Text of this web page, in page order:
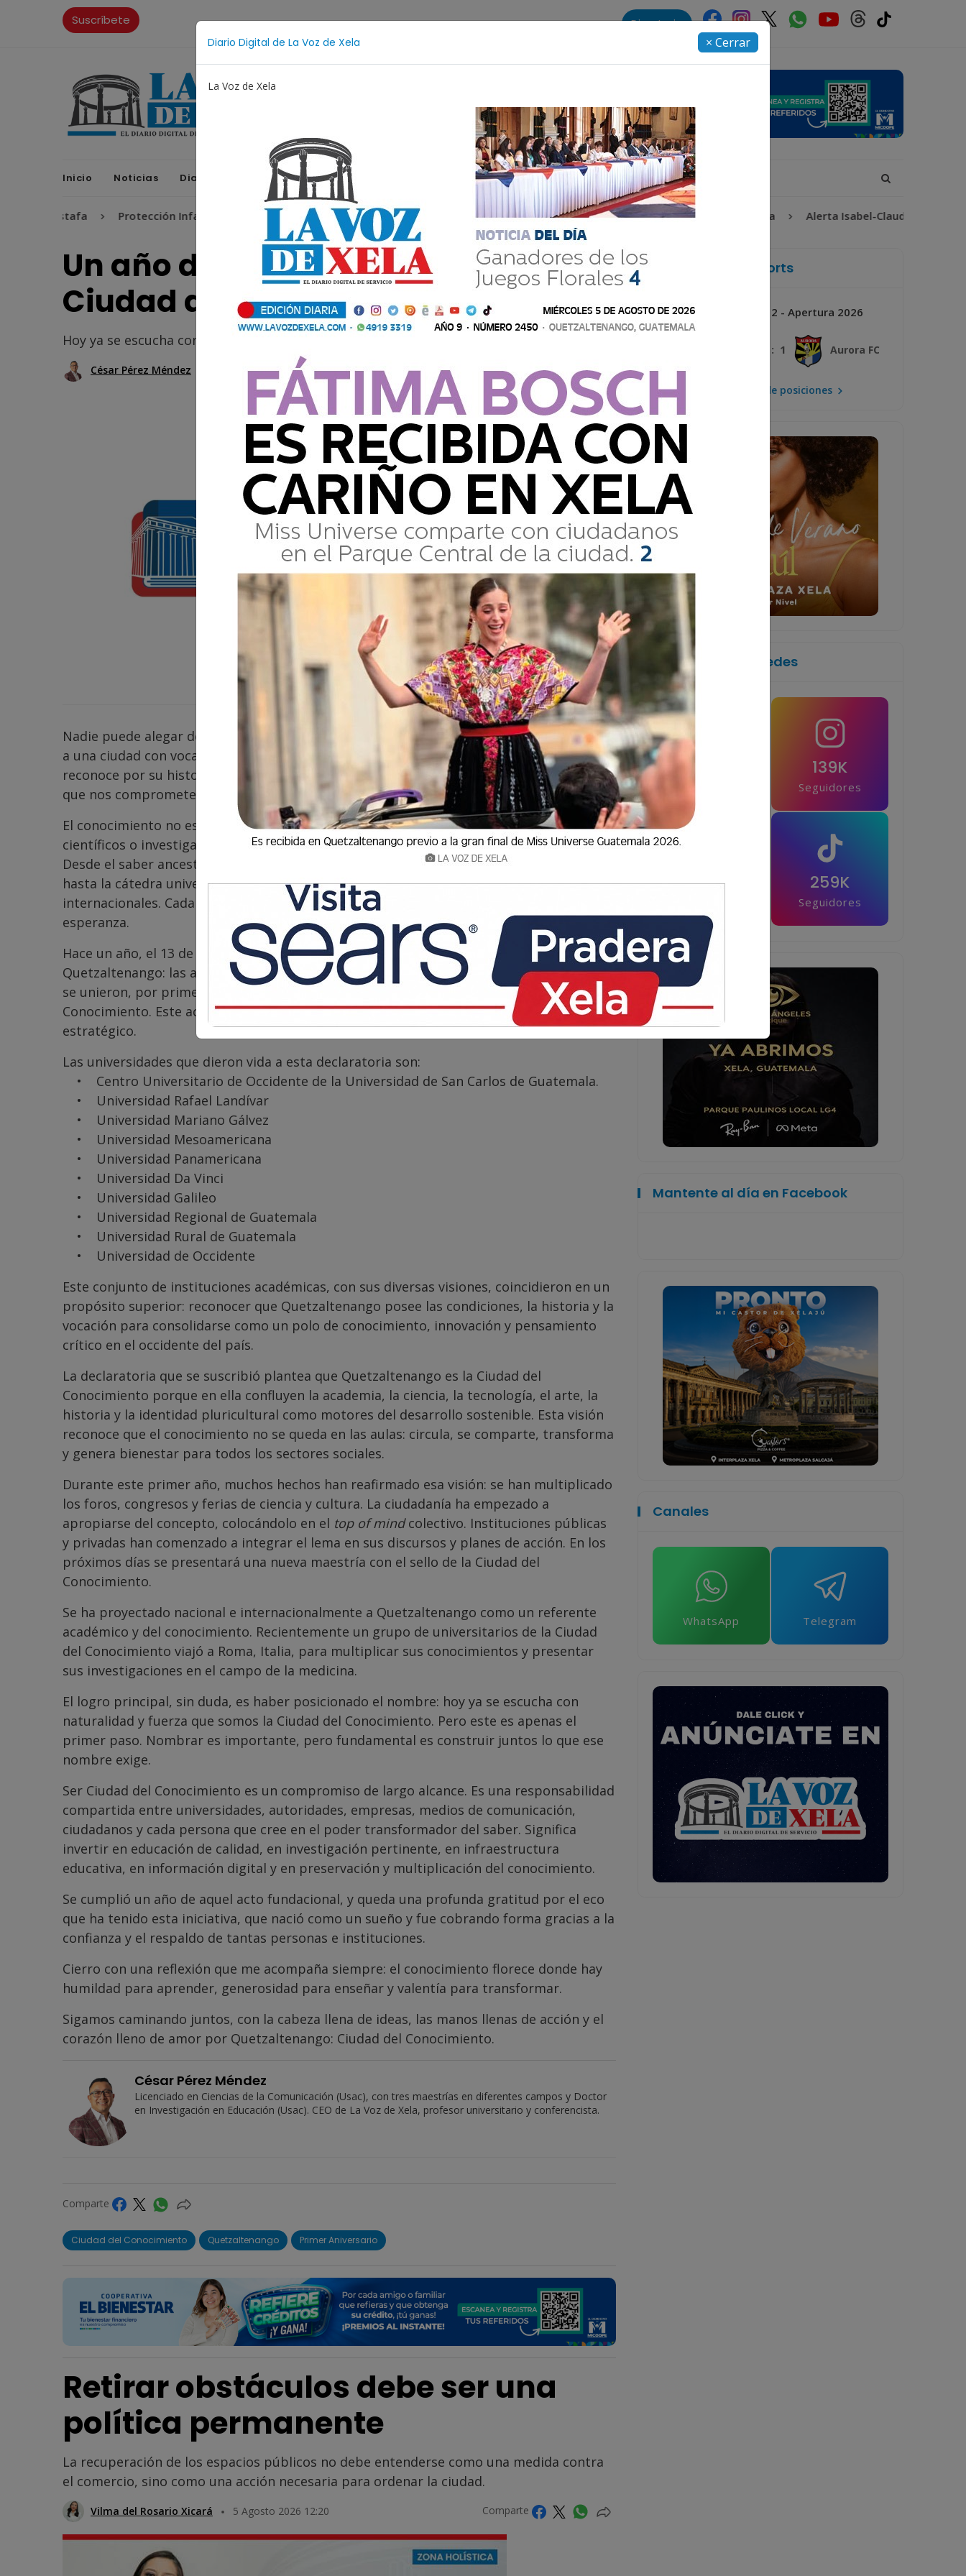
Diario Digital de La Voz de Xela × Cerrar
La Voz de Xela
Suscríbete Directorio
Inicio Noticias Diario Digital Opiniones La Voz de Xela Sports Contáctanos LA VOZ 25
Protección Infantil Festival de Bandas 2026 Proceso Judicial Fátima Bosch Desaparecida Alerta Isabel-Claudina
Un año de posicionamiento:
Ciudad del Conocimiento
Hoy ya se escucha con naturalidad y fuerza que somos la Ciudad del Conocimiento.
César Pérez Méndez 18 Mayo 2025 16:25 Comparte
Nadie puede alegar desconocer o ignorar los grandes acontecimientos que transforman
a una ciudad con vocación de futuro. Quetzaltenango, nuestra Xela querida, no solo se
reconoce por su historia, su cultura o su espíritu emprendedor, sino por un nuevo título
que nos compromete y nos inspira: Ciudad del Conocimiento.
El conocimiento no es propiedad de una élite, ni patrimonio exclusivo de académicos,
científicos o investigadores. Todo es conocimiento, y todo conocimiento es de todos.
Desde el saber ancestral hasta la innovación tecnológica, desde el oficio del panadero
hasta la cátedra universitaria, desde las conversaciones familiares hasta los congresos
internacionales. Cada forma de saber es una chispa que enciende el desarrollo y la
esperanza.
Hace un año, el 13 de mayo de 2024, un hecho histórico marcó un nuevo rumbo para
Quetzaltenango: las autoridades de 10 universidades con presencia en el departamento
se unieron, por primera vez, para declarar oficialmente a la ciudad como la Ciudad del
Conocimiento. Este acto no fue solo protocolario, sino profundamente simbólico y
estratégico.
Las universidades que dieron vida a esta declaratoria son:
• Centro Universitario de Occidente de la Universidad de San Carlos de Guatemala.
• Universidad Rafael Landívar
• Universidad Mariano Gálvez
• Universidad Mesoamericana
• Universidad Panamericana
• Universidad Da Vinci
• Universidad Galileo
• Universidad Regional de Guatemala
• Universidad Rural de Guatemala
• Universidad de Occidente
Este conjunto de instituciones académicas, con sus diversas visiones, coincidieron en un
propósito superior: reconocer que Quetzaltenango posee las condiciones, la historia y la
vocación para consolidarse como un polo de conocimiento, innovación y pensamiento
crítico en el occidente del país.
La declaratoria que se suscribió plantea que Quetzaltenango es la Ciudad del
Conocimiento porque en ella confluyen la academia, la ciencia, la tecnología, el arte, la
historia y la identidad pluricultural como motores del desarrollo sostenible. Esta visión
reconoce que el conocimiento no se queda en las aulas: circula, se comparte, transforma
y genera bienestar para todos los sectores sociales.
Durante este primer año, muchos hechos han reafirmado esa visión: se han multiplicado
los foros, congresos y ferias de ciencia y cultura. La ciudadanía ha empezado a
apropiarse del concepto, colocándolo en el top of mindcolectivo. Instituciones públicas
y privadas han comenzado a integrar el lema en sus discursos y planes de acción. En los
próximos días se presentará una nueva maestría con el sello de la Ciudad del
Conocimiento.
Se ha proyectado nacional e internacionalmente a Quetzaltenango como un referente
académico y del conocimiento. Recientemente un grupo de universitarios de la Ciudad
del Conocimiento viajó a Roma, Italia, para multiplicar sus conocimientos y presentar
sus investigaciones en el campo de la medicina.
El logro principal, sin duda, es haber posicionado el nombre: hoy ya se escucha con
naturalidad y fuerza que somos la Ciudad del Conocimiento. Pero este es apenas el
primer paso. Nombrar es importante, pero fundamental es construir juntos lo que ese
nombre exige.
Ser Ciudad del Conocimiento es un compromiso de largo alcance. Es una responsabilidad
compartida entre universidades, autoridades, empresas, medios de comunicación,
ciudadanos y cada persona que cree en el poder transformador del saber. Significa
invertir en educación de calidad, en investigación pertinente, en infraestructura
educativa, en información digital y en preservación y multiplicación del conocimiento.
Se cumplió un año de aquel acto fundacional, y queda una profunda gratitud por el eco
que ha tenido esta iniciativa, que nació como un sueño y fue cobrando forma gracias a la
confianza y el respaldo de tantas personas e instituciones.
Cierro con una reflexión que me acompaña siempre: el conocimiento florece donde hay
humildad para aprender, generosidad para enseñar y valentía para transformar.
Sigamos caminando juntos, con la cabeza llena de ideas, las manos llenas de acción y el
corazón lleno de amor por Quetzaltenango: Ciudad del Conocimiento.
César Pérez Méndez
Licenciado en Ciencias de la Comunicación (Usac), con tres maestrías en diferentes campos y Doctor
en Investigación en Educación (Usac). CEO de La Voz de Xela, profesor universitario y conferencista.
Comparte
Ciudad del Conocimiento Quetzaltenango Primer Aniversario
Retirar obstáculos debe ser una
política permanente
La recuperación de los espacios públicos no debe entenderse como una medida contra
el comercio, sino como una acción necesaria para ordenar la ciudad.
Vilma del Rosario Xicará 5 Agosto 2026 12:20 Comparte
La Voz de Xela Sports
Próximo Jornada 2 - Apertura 2026
3 : 1 Aurora FC
Mira la tabla de posiciones
Síguenos en las redes
Seguidores
139K
Seguidores
42.5K 259K
Seguidores
Mantente al día en Facebook
Canales
WhatsApp Telegram